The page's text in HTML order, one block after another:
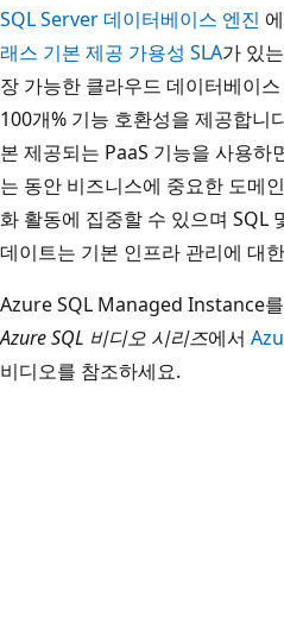
SQL Server 데이터베이스 엔진
래스 기본 제공 가용성 SLA가 있
장 가능한 클라우드 데이터베이
100개% 기능 호환성을 제공합니
본 제공되는 PaaS 기능을 사용
는 동안 비즈니스에 중요한 도메
화 활동에 집중할 수 있으며 SQL
데이트는 기본 인프라 관리에 대
Azure SQL Managed Instance
Azure SQL 비디오 시리즈에서
비디오를 참조하세요.